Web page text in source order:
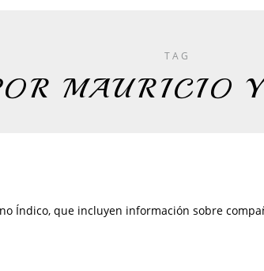
TAG
MAURICIO
Índico, que incluyen información sobre